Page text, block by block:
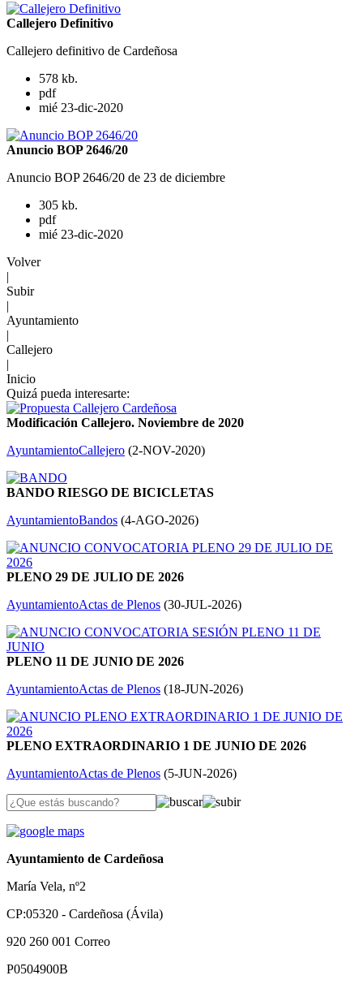
Callejero Definitivo
Callejero definitivo de Cardeñosa
578 kb.
pdf
mié 23-dic-2020
Anuncio BOP 2646/20
Anuncio BOP 2646/20 de 23 de diciembre
305 kb.
pdf
mié 23-dic-2020
Volver
|
Subir
|
Ayuntamiento
|
Callejero
|
Inicio
Quizá pueda interesarte:
Modificación Callejero. Noviembre de 2020
AyuntamientoCallejero (2-NOV-2020)
BANDO RIESGO DE BICICLETAS
AyuntamientoBandos (4-AGO-2026)
PLENO 29 DE JULIO DE 2026
AyuntamientoActas de Plenos (30-JUL-2026)
PLENO 11 DE JUNIO DE 2026
AyuntamientoActas de Plenos (18-JUN-2026)
PLENO EXTRAORDINARIO 1 DE JUNIO DE 2026
AyuntamientoActas de Plenos (5-JUN-2026)
Ayuntamiento de Cardeñosa
María Vela, nº2
CP:05320 - Cardeñosa (Ávila)
920 260 001 Correo
P0504900B